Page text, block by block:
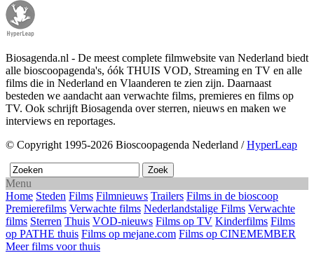
Biosagenda.nl - De meest complete filmwebsite van Nederland biedt
alle bioscoopagenda's, óók THUIS VOD, Streaming en TV en alle
films die in Nederland en Vlaanderen te zien zijn. Daarnaast
besteden we aandacht aan verwachte films, premieres en films op
TV. Ook schrijft Biosagenda over sterren, nieuws en maken we
interviews en reportages.
© Copyright 1995-2026 Bioscoopagenda Nederland /HyperLeap
Menu
Home Steden Films Filmnieuws Trailers Films in de bioscoop
Premierefilms Verwachte films Nederlandstalige Films Verwachte
films Sterren Thuis VOD-nieuws Films op TV Kinderfilms Films
op PATHE thuis Films op mejane.com Films op CINEMEMBER
Meer films voor thuis